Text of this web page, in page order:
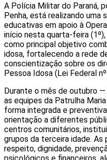
A Polícia Militar do Paraná,
Penha, está realizando uma
educativas em apoio à
início nesta quarta-feira
como principal objetivo
idosa, fortalecendo a rede
conscientização sobre os
Pessoa Idosa (Lei Federal
Durante o mês de outubro
as equipes da Patrulha
forma integrada e
orientação a diferentes
centros comunitários,
grupos da terceira idade.
respeito, dignidade,